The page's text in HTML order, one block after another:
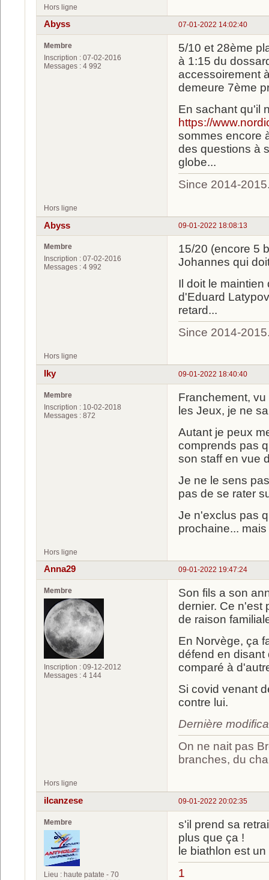
Hors ligne
07-01-2022 14:02:40
Abyss
Membre
Inscription : 07-02-2016
Messages : 4 992
5/10 et 28ème
à 1:15 du
accessoirement
demeure 7ème
En sachant qu'il
https://
sommes encore
des questions à
globe...
Since 2014-
Hors ligne
09-01-2022 18:08:13
Abyss
Membre
Inscription : 07-02-2016
Messages : 4 992
15/20 (encore 5
Johannes qui
Il doit le
d'Eduard
retard...
Since 2014-
Hors ligne
09-01-2022 18:40:40
Iky
Membre
Inscription : 10-02-2018
Messages : 872
Franchement,
les Jeux, je ne
Autant je peux
comprends pas
son staff en vue
Je ne le sens
pas de se rater
Je n'exclus pas
prochaine...
Hors ligne
09-01-2022 19:47:24
Anna29
Membre
Inscription : 09-12-2012
Messages : 4 144
Son fils a son
dernier. Ce n'est
de raison
En Norvège, ça
défend en disant
comparé à
Si covid venant
contre lui.
Dernière
On ne nait pas
branches, du
Hors ligne
09-01-2022 20:02:35
ilcanzese
Membre
Lieu : haute patate - 70
s'il prend sa
plus que ça !
le biathlon est
1